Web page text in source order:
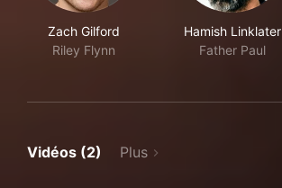
Zach Gilford
Riley Flynn
Hamish Linklater
Father Paul
Vidéos (2) Plus